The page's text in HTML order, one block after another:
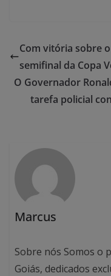
Com vitória sobre
semifinal da Copa
O Governador
tarefa policial
Marcus
Sobre nós Somos o
Goiás, dedicados